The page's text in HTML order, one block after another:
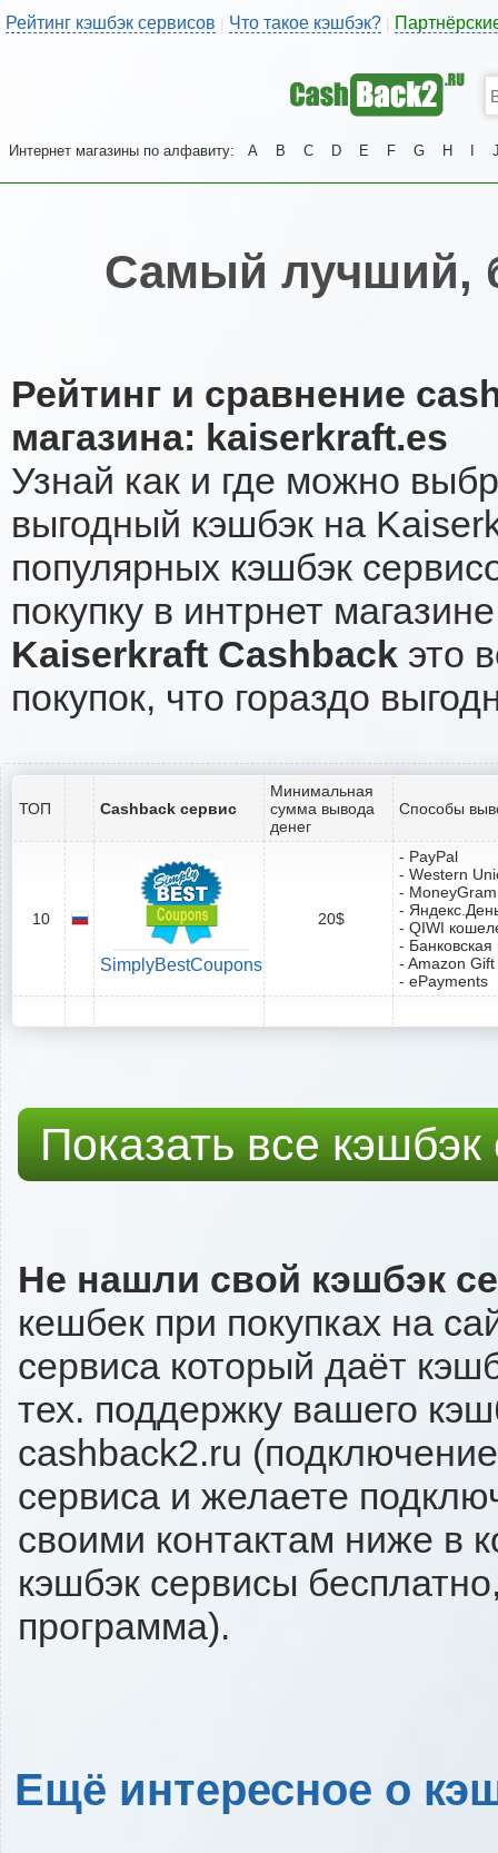
Рейтинг кэшбэк сервисов | Что такое кэшбэк?
Интернет магазины по алфавиту: A B C D E F G H
Самый лучший,
Рейтинг и сравнение
магазина: kaiserkraft.es
Узнай как и где можно
выгодный кэшбэк на
популярных кэшбэк
покупку в интрнет
Kaiserkraft Cashback это
покупок, что гораздо
ТОП Cashback сервис
Минимальная
сумма вывода
денег
Способы
10
SimplyBestCoupons
20$
- PayPal
- Western
- MoneyGram
-
- QIWI
-
- Amazon
- ePayments
Показать все
Не нашли свой кэшбэк
кешбек при покупках на
сервиса который даёт
тех. поддержку вашего
cashback2.ru
сервиса и желаете
своими контактам ниже в
кэшбэк сервисы
программа).
Ещё интересное о